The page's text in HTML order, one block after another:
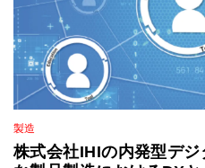
製造
株式会社IHIの内発型デ